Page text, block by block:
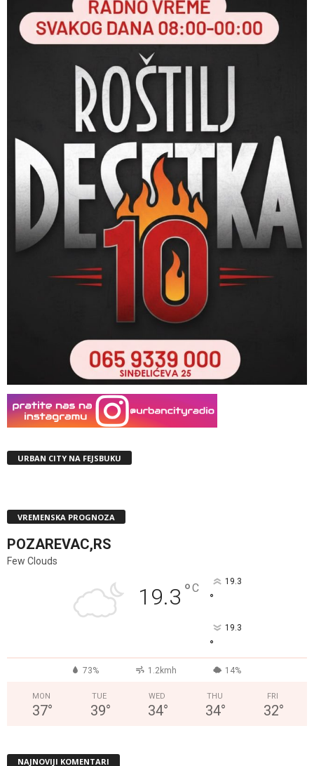
URBAN CITY NA FEJSBUKU
VREMENSKA PROGNOZA
POZAREVAC,RS
Few Clouds
19.3 °C 19.3
°
19.3
°
73% 1.2kmh 14%
MON
37°
TUE
39°
WED
34°
THU
34°
FRI
32°
NAJNOVIJI KOMENTARI